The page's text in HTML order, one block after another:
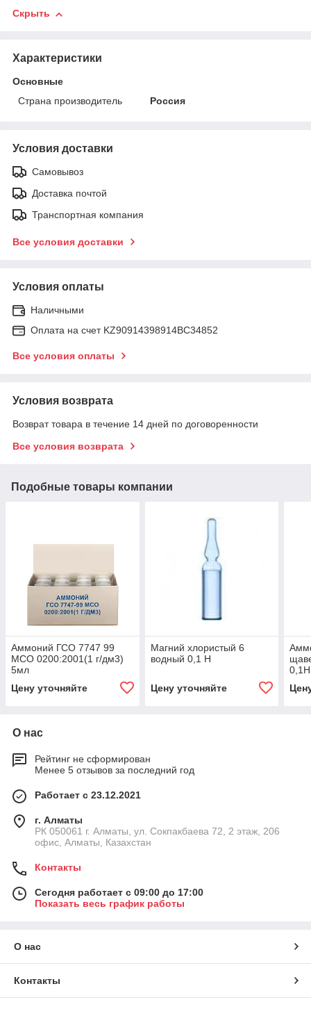
Скрыть
Характеристики
Основные
Страна производитель
Россия
Условия доставки
Самовывоз
Доставка почтой
Транспортная компания
Все условия доставки
Условия оплаты
Наличными
Оплата на счет KZ90914398914ВС34852
Все условия оплаты
Условия возврата
Возврат товара в течение 14 дней по договоренности
Все условия возврата
Подобные товары компании
Аммоний ГСО 7747 99
МСО 0200:2001(1 г/дм3)
5мл
Цену уточняйте
Магний хлористый 6
водный 0,1 Н
Цену уточняйте
0,1Н
О нас
Рейтинг не сформирован
Менее 5 отзывов за последний год
Работает с 23.12.2021
г. Алматы
РК 050061 г. Алматы, ул. Сокпакбаева 72, 2 этаж, 206
офис, Алматы, Казахстан
Контакты
Сегодня работает с 09:00 до 17:00
Показать весь график работы
О нас
Контакты